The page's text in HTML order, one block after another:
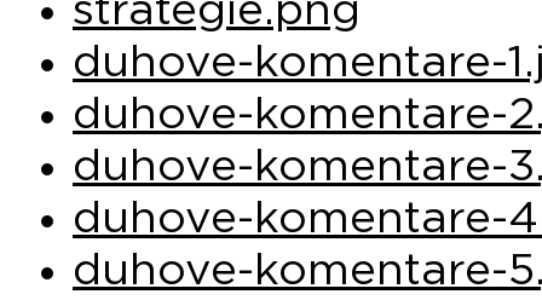
strategie.png
duhove-komentare-
duhove-komentare-
duhove-komentare-
duhove-komentare-
duhove-komentare-